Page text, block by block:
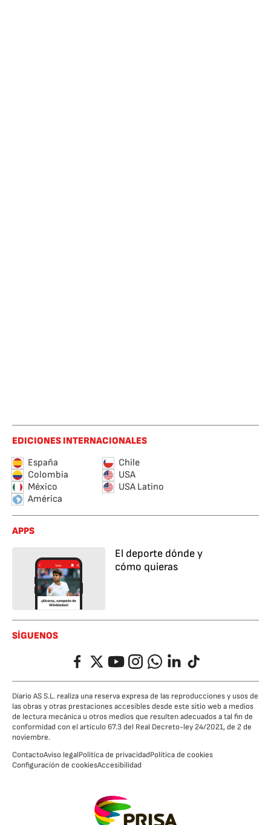
EDICIONES INTERNACIONALES
España
Chile
Colombia
USA
México
USA Latino
América
APPS
El deporte dónde y
cómo quieras
SÍGUENOS
FacebookTwitterYouTubeInstagramWhatsappLinkedIn
TikTok
Diario AS S.L. realiza una reserva expresa de las reproducciones y usos de
las obras y otras prestaciones accesibles desde este sitio web a medios
de lectura mecánica u otros medios que resulten adecuados a tal fin de
conformidad con el artículo 67.3 del Real Decreto-ley 24/2021, de 2 de
noviembre.
ContactoAviso legalPolítica de privacidadPolítica de cookies
Configuración de cookiesAccesibilidad